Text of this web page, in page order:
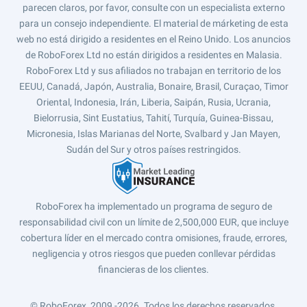
parecen claros, por favor, consulte con un especialista externo
para un consejo independiente. El material de márketing de esta
web no está dirigido a residentes en el Reino Unido. Los anuncios
de RoboForex Ltd no están dirigidos a residentes en Malasia.
RoboForex Ltd y sus afiliados no trabajan en territorio de los
EEUU, Canadá, Japón, Australia, Bonaire, Brasil, Curaçao, Timor
Oriental, Indonesia, Irán, Liberia, Saipán, Rusia, Ucrania,
Bielorrusia, Sint Eustatius, Tahití, Turquía, Guinea-Bissau,
Micronesia, Islas Marianas del Norte, Svalbard y Jan Mayen,
Sudán del Sur y otros países restringidos.
RoboForex ha implementado un programa de seguro de
responsabilidad civil con un límite de 2,500,000 EUR, que incluye
cobertura líder en el mercado contra omisiones, fraude, errores,
negligencia y otros riesgos que pueden conllevar pérdidas
financieras de los clientes.